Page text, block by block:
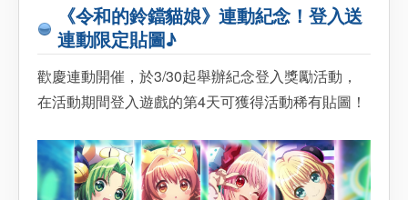
《令和的鈴鐺貓娘》連動紀念！登入送
連動限定貼圖♪
歡慶連動開催，於3/30起舉辦紀念登入獎勵活動，
在活動期間登入遊戲的第4天可獲得活動稀有貼圖！